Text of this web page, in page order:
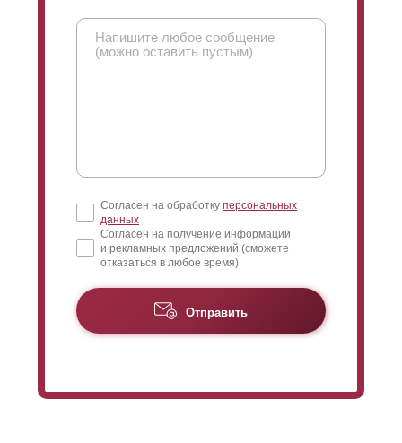
Согласен на обработку персональных
данных
Согласен на получение информации
и рекламных предложений (сможете
отказаться в любое время)
Отправить